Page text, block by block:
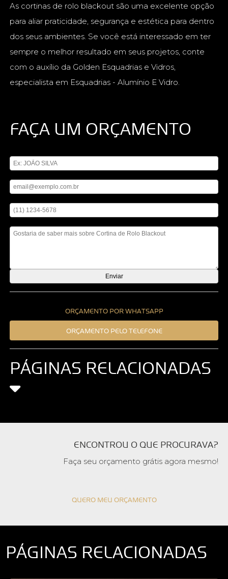
As cortinas de rolo blackout são uma excelente opção
para aliar praticidade, segurança e estética para dentro
dos seus ambientes. Se você está interessado em ter
sempre o melhor resultado em seus projetos, conte
com o auxílio da Golden Esquadrias e Vidros,
especialista em Esquadrias - Alumínio E Vidro.
FAÇA UM ORÇAMENTO
ORÇAMENTO POR WHATSAPP
ORÇAMENTO PELO TELEFONE
PÁGINAS RELACIONADAS
ENCONTROU O QUE PROCURAVA?
Faça seu orçamento grátis agora mesmo!
QUERO MEU ORÇAMENTO
PÁGINAS RELACIONADAS